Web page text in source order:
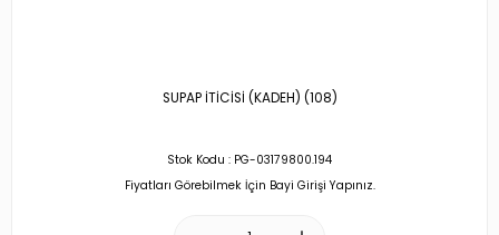
SUPAP İTİCİSİ (KADEH) (108)
Stok Kodu : PG-03179800.194
Fiyatları Görebilmek İçin Bayi Girişi Yapınız.